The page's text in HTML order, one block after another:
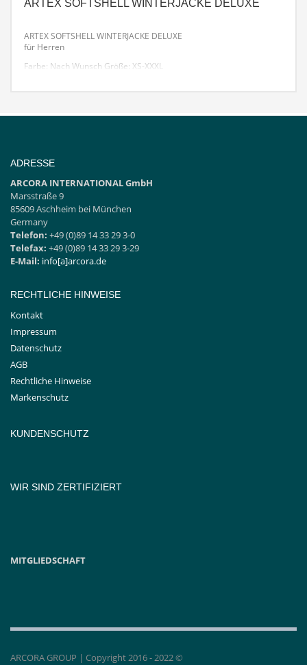
ARTEX SOFTSHELL WINTERJACKE DELUXE
ARTEX SOFTSHELL WINTERJACKE DELUXE
für Herren
Farbe: Nach Wunsch Größe: XS-XXXL
ADRESSE
ARCORA INTERNATIONAL GmbH
Marsstraße 9
85609 Aschheim bei München
Germany
Telefon: +49 (0)89 14 33 29 3-0
Telefax: +49 (0)89 14 33 29 3-29
E-Mail: info[a]arcora.de
RECHTLICHE HINWEISE
Kontakt
Impressum
Datenschutz
AGB
Rechtliche Hinweise
Markenschutz
KUNDENSCHUTZ
WIR SIND ZERTIFIZIERT
MITGLIEDSCHAFT
ARCORA GROUP | Copyright 2016 - 2022 ©